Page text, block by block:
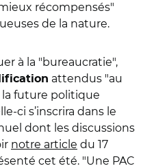
récompensés"
de la nature.
à la "bureaucratie",
attendus "au
future politique
ci s’inscrira dans le
dont les discussions
notre article du 17
cet été. "Une PAC